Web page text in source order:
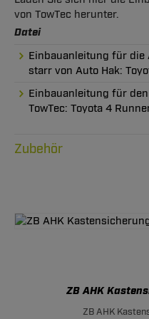
von TowTec herunter.
Datei
Einbauanleitung für
starr von Auto Hak:
Einbauanleitung für
TowTec: Toyota 4
Zubehör
ZB AHK
ZB AHK